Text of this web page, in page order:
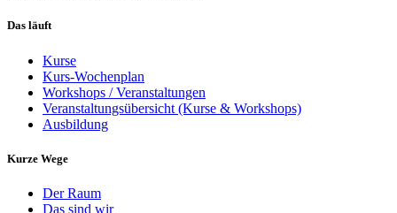
Das läuft
Kurse
Kurs-Wochenplan
Workshops / Veranstaltungen
Veranstaltungsübersicht (Kurse & Workshops)
Ausbildung
Kurze Wege
Der Raum
Das sind wir